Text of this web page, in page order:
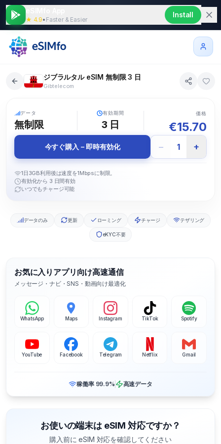
★ 4.9• Faster & Easier
Install
ジブラルタル eSIM 無制限 3 日
Gibtelecom
データ
無制限
有効期間
3 日
価格
€15.70
今すぐ購入 – 即時有効化 − 1 +
1日3GB利用後は速度を1Mbpsに制限。
有効化から 3 日間有効
いつでもチャージ可能
データのみ 更新 ローミング チャージ テザリング
eKYC不要
お気に入りアプリ向け高速通信
メッセージ・ナビ・SNS・動画向け最適化
WhatsApp Maps Instagram TikTok Spotify
YouTube Facebook Telegram Netflix Gmail
稼働率 99.9% 高速データ
お使いの端末は eSIM 対応ですか？
購入前に eSIM 対応を確認してください